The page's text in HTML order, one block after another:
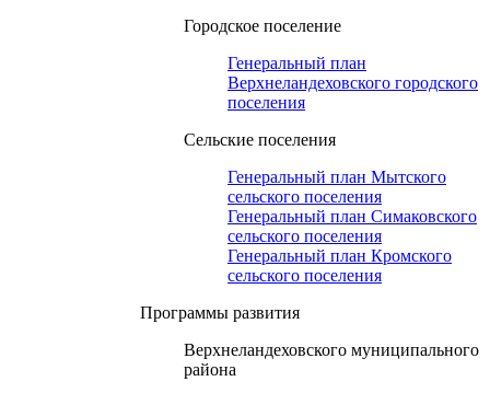
Городское поселение
Генеральный план
Верхнеландеховского городского
поселения
Сельские поселения
Генеральный план Мытского
сельского поселения
Генеральный план Симаковского
сельского поселения
Генеральный план Кромского
сельского поселения
Программы развития
Верхнеландеховского муниципального
района